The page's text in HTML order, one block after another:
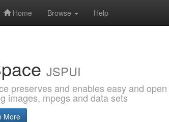
Home Browse Help
JSPUI
preserves and enables easy and
images, mpegs and data sets
More